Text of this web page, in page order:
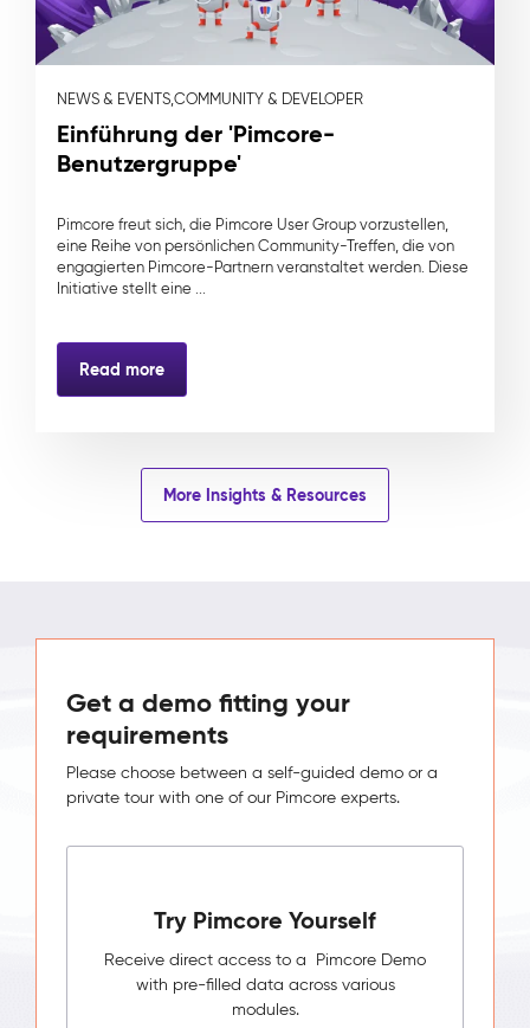
NEWS & EVENTS,COMMUNITY & DEVELOPER
Einführung der 'Pimcore-
Benutzergruppe'
Pimcore freut sich, die Pimcore User Group vorzustellen,
eine Reihe von persönlichen Community-Treffen, die von
engagierten Pimcore-Partnern veranstaltet werden. Diese
Initiative stellt eine ...
Read more
More Insights & Resources
Get a demo fitting your
requirements
Please choose between a self-guided demo or a
private tour with one of our Pimcore experts.
Try Pimcore Yourself
Receive direct access to a Pimcore Demo
with pre-filled data across various
modules.